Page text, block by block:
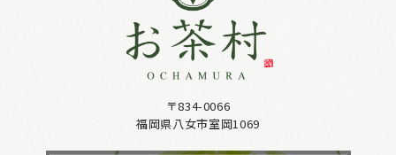
〒834-0066
福岡県八女市室岡1069